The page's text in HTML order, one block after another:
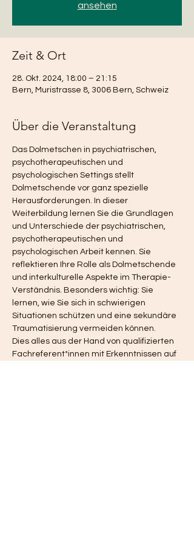
ansehen
Zeit & Ort
28. Okt. 2024, 18:00 – 21:15
Bern, Muristrasse 8, 3006 Bern, Schweiz
Über die Veranstaltung
Das Dolmetschen in psychiatrischen,
psychotherapeutischen und
psychologischen Settings stellt
Dolmetschende vor ganz spezielle
Herausforderungen. In dieser
Weiterbildung lernen Sie die Grundlagen
und Unterschiede der psychiatrischen,
psychotherapeutischen und
psychologischen Arbeit kennen. Sie
reflektieren Ihre Rolle als Dolmetschende
und interkulturelle Aspekte im Therapie-
Verständnis. Besonders wichtig: Sie
lernen, wie Sie sich in schwierigen
Situationen schützen und eine sekundäre
Traumatisierung vermeiden können.
Dies alles aus der Hand von qualifizierten
Fachreferent*innen mit Erkenntnissen auf